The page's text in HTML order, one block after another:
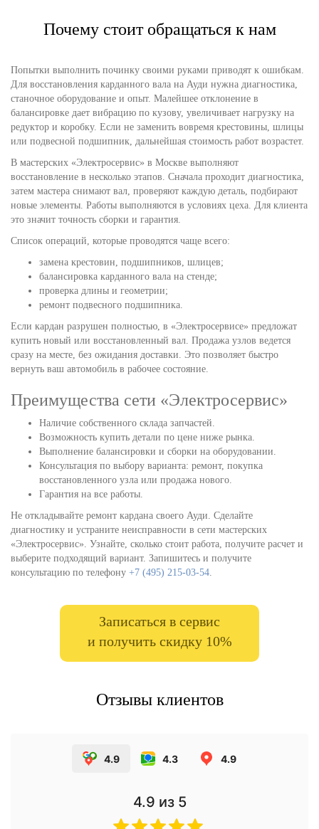
Почему стоит обращаться к нам
Попытки выполнить починку своими руками приводят к ошибкам.
Для восстановления карданного вала на Ауди нужна диагностика,
станочное оборудование и опыт. Малейшее отклонение в
балансировке дает вибрацию по кузову, увеличивает нагрузку на
редуктор и коробку. Если не заменить вовремя крестовины, шлицы
или подвесной подшипник, дальнейшая стоимость работ возрастет.
В мастерских «Электросервис» в Москве выполняют
восстановление в несколько этапов. Сначала проходит диагностика,
затем мастера снимают вал, проверяют каждую деталь, подбирают
новые элементы. Работы выполняются в условиях цеха. Для клиента
это значит точность сборки и гарантия.
Список операций, которые проводятся чаще всего:
замена крестовин, подшипников, шлицев;
балансировка карданного вала на стенде;
проверка длины и геометрии;
ремонт подвесного подшипника.
Если кардан разрушен полностью, в «Электросервисе» предложат
купить новый или восстановленный вал. Продажа узлов ведется
сразу на месте, без ожидания доставки. Это позволяет быстро
вернуть ваш автомобиль в рабочее состояние.
Преимущества сети «Электросервис»
Наличие собственного склада запчастей.
Возможность купить детали по цене ниже рынка.
Выполнение балансировки и сборки на оборудовании.
Консультация по выбору варианта: ремонт, покупка
восстановленного узла или продажа нового.
Гарантия на все работы.
Не откладывайте ремонт кардана своего Ауди. Сделайте
диагностику и устраните неисправности в сети мастерских
«Электросервис». Узнайте, сколько стоит работа, получите расчет и
выберите подходящий вариант. Запишитесь и получите
консультацию по телефону +7 (495) 215-03-54.
Записаться в сервис
и получить скидку 10%
Отзывы клиентов
4.9 4.3 4.9
4.9 из 5